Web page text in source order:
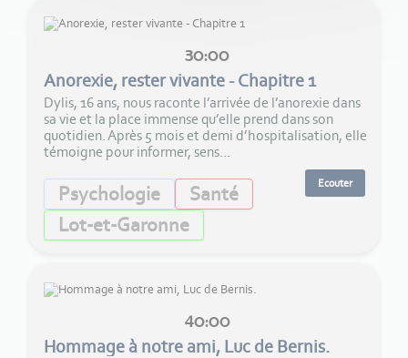
30:00
Anorexie, rester vivante - Chapitre 1
Dylis, 16 ans, nous raconte l’arrivée de l’anorexie dans
sa vie et la place immense qu’elle prend dans son
quotidien. Après 5 mois et demi d’hospitalisation, elle
témoigne pour informer, sens...
Psychologie
Santé
Lot-et-Garonne
Ecouter
40:00
Hommage à notre ami, Luc de Bernis.